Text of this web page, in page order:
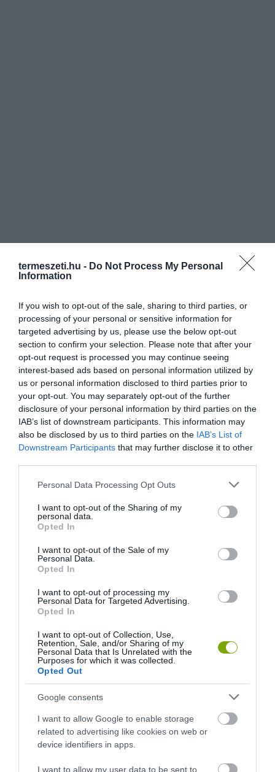
termeszeti.hu - Do Not Process My Personal
Information
If you wish to opt-out of the sale, sharing to third parties, or
processing of your personal or sensitive information for
targeted advertising by us, please use the below opt-out
section to confirm your selection. Please note that after your
opt-out request is processed you may continue seeing
interest-based ads based on personal information utilized by
us or personal information disclosed to third parties prior to
your opt-out. You may separately opt-out of the further
disclosure of your personal information by third parties on the
IAB’s list of downstream participants. This information may
also be disclosed by us to third parties on the IAB’s List of
Downstream Participants that may further disclose it to other
Please note that this website/app uses one or more Google
not limited to your visit or usage behaviour. You may click to
grant or deny consent to Google and its third-party tags to
use your data for below specified purposes in below Google
consent section.
Personal Data Processing Opt Outs
I want to opt-out of the Sharing of my
personal data.
Opted In
I want to opt-out of the Sale of my
Personal Data.
Opted In
I want to opt-out of processing my
Personal Data for Targeted Advertising.
Opted In
I want to opt-out of Collection, Use,
Retention, Sale, and/or Sharing of my
Personal Data that Is Unrelated with the
Purposes for which it was collected.
Opted Out
Google consents
I want to allow Google to enable storage
related to advertising like cookies on web or
device identifiers in apps.
I want to allow my user data to be sent to
ELŐZŐ CIKK
AUTÓBÓL ÉS ÁTÜLJ A BICIKLIRE
PONTOS ÉS SZÉPSÉGES: AZ EGYEDÜLÁLLÓ GENFI VIRÁGÓRA
HASONLÓ ÉRDEKESSÉGEK